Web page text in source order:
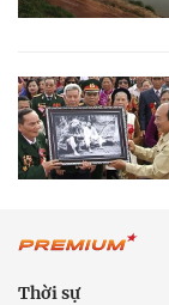
Thời sự